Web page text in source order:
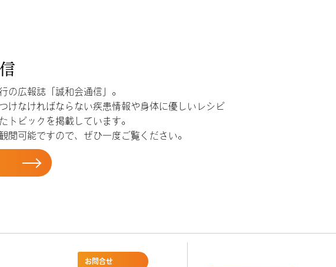
の広報誌「誠和会通信」。
けなければならない疾患情報や身体に優しいレシピ
トピックを掲載しています。
閲可能ですので、ぜひ一度ご覧ください。
お問合せ